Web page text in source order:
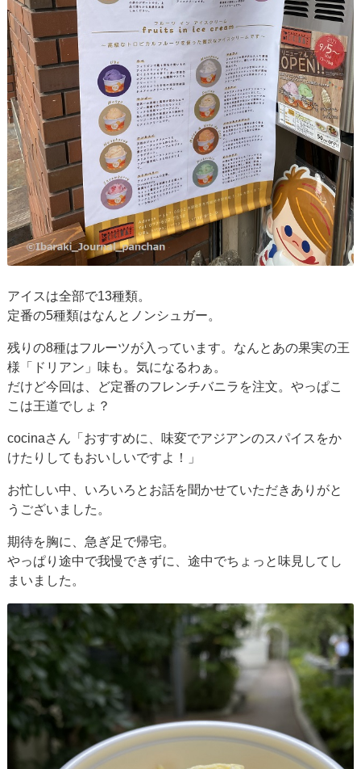
アイスは全部で13種類。
定番の5種類はなんとノンシュガー。
残りの8種はフルーツが入っています。なんとあの果実の王
様「ドリアン」味も。気になるわぁ。
だけど今回は、ど定番のフレンチバニラを注文。やっぱこ
こは王道でしょ？
cocinaさん「おすすめに、味変でアジアンのスパイスをか
けたりしてもおいしいですよ！」
お忙しい中、いろいろとお話を聞かせていただきありがと
うございました。
期待を胸に、急ぎ足で帰宅。
やっぱり途中で我慢できずに、途中でちょっと味見してし
まいました。